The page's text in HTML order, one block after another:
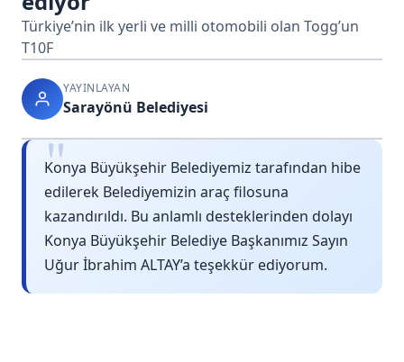
Türkiye’nin ilk yerli ve milli otomobili olan Togg’un
T10F
YAYINLAYAN
Sarayönü Belediyesi
"
Konya Büyükşehir Belediyemiz tarafından hibe
edilerek Belediyemizin araç filosuna
kazandırıldı. Bu anlamlı desteklerinden dolayı
Konya Büyükşehir Belediye Başkanımız Sayın
Uğur İbrahim ALTAY’a teşekkür ediyorum.